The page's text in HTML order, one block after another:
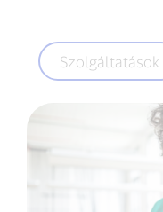
Szolgáltatások